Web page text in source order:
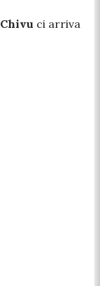
Chivu ci arriva